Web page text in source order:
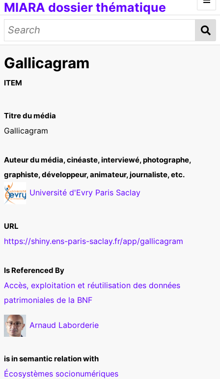
MIARA dossier thématique
Introduction
Œuvres et documents
Modèles d'IA
Données d'entraînement
Concepts
[ITMAI] Journée d'étude et ateliers
Gallicagram
ITEM
Titre du média
Gallicagram
Auteur du média, cinéaste, interviewé, photographe,
graphiste, développeur, animateur, journaliste, etc.
Université d'Evry Paris Saclay
URL
https://shiny.ens-paris-saclay.fr/app/gallicagram
Is Referenced By
Accès, exploitation et réutilisation des données
patrimoniales de la BNF
Arnaud Laborderie
is in semantic relation with
Écosystèmes socionumériques